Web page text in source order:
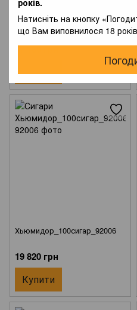
років.
Натисніть на кнопку
що Вам виповнилося 18
Хьюмидор_100сигар_0256100
17 160 грн
Купити
Хьюмидор_100сигар_92006
19 820 грн
Купити